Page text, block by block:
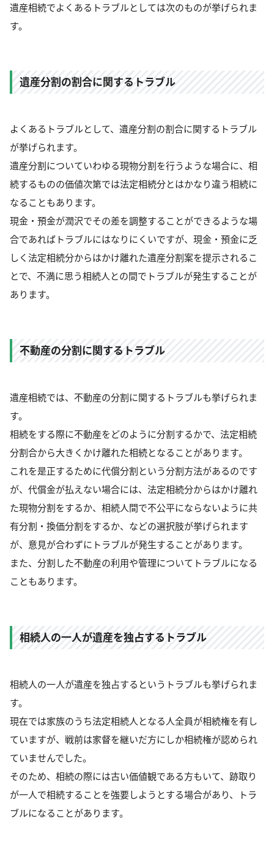
遺産相続でよくあるトラブルとしては次のものが挙げられま
す。
遺産分割の割合に関するトラブル
よくあるトラブルとして、遺産分割の割合に関するトラブル
が挙げられます。
遺産分割についていわゆる現物分割を行うような場合に、相
続するものの価値次第では法定相続分とはかなり違う相続に
なることもあります。
現金・預金が潤沢でその差を調整することができるような場
合であればトラブルにはなりにくいですが、現金・預金に乏
しく法定相続分からはかけ離れた遺産分割案を提示されるこ
とで、不満に思う相続人との間でトラブルが発生することが
あります。
不動産の分割に関するトラブル
遺産相続では、不動産の分割に関するトラブルも挙げられま
す。
相続をする際に不動産をどのように分割するかで、法定相続
分割合から大きくかけ離れた相続となることがあります。
これを是正するために代償分割という分割方法があるのです
が、代償金が払えない場合には、法定相続分からはかけ離れ
た現物分割をするか、相続人間で不公平にならないように共
有分割・換価分割をするか、などの選択肢が挙げられます
が、意見が合わずにトラブルが発生することがあります。
また、分割した不動産の利用や管理についてトラブルになる
こともあります。
相続人の一人が遺産を独占するトラブル
相続人の一人が遺産を独占するというトラブルも挙げられま
す。
現在では家族のうち法定相続人となる人全員が相続権を有し
ていますが、戦前は家督を継いだ方にしか相続権が認められ
ていませんでした。
そのため、相続の際には古い価値観である方もいて、跡取り
が一人で相続することを強要しようとする場合があり、トラ
ブルになることがあります。